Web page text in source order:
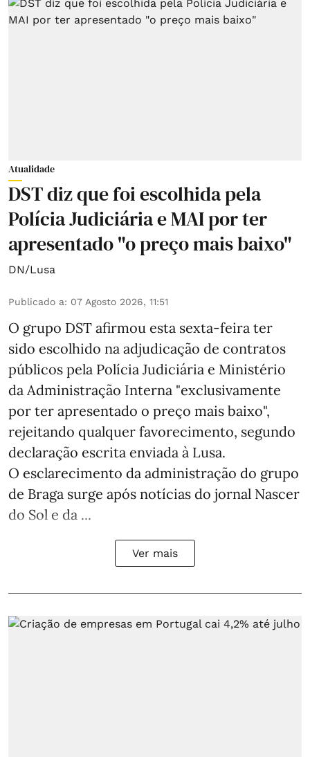
Atualidade
DST diz que foi escolhida pela
Polícia Judiciária e MAI por ter
apresentado "o preço mais baixo"
DN/Lusa
Publicado a: 07 Agosto 2026, 11:51
O grupo DST afirmou esta sexta-feira ter
sido escolhido na adjudicação de contratos
públicos pela Polícia Judiciária e Ministério
da Administração Interna "exclusivamente
por ter apresentado o preço mais baixo",
rejeitando qualquer favorecimento, segundo
declaração escrita enviada à Lusa.
O esclarecimento da administração do grupo
de Braga surge após notícias do jornal Nascer
do Sol e da ...
Ver mais